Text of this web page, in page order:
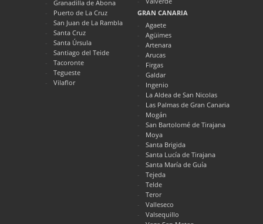
Granadilla de Abona
Puerto de La Cruz
San Juan de La Rambla
Santa Cruz
Santa Úrsula
Santiago del Teide
Tacoronte
Tegueste
Vilaflor
GRAN CANARIA
Agaete
Agüimes
Artenara
Arucas
Firgas
Galdar
Ingenio
La Aldea de San Nicolas
Las Palmas de Gran Canaria
Mogán
San Bartolomé de Tirajana
Moya
Santa Brigida
Santa Lucía de Tirajana
Santa María de Guía
Tejeda
Telde
Teror
Valleseco
Valsequillo